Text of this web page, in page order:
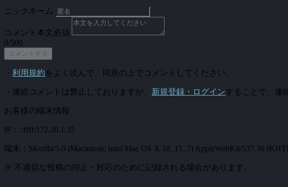
ニックネーム
コメント本文必須
0/500
コメントする
・ 利用規約をよく読んで、同意の上でコメントしてください。
・連続コメントは禁止しておりますが、 新規登録・ログインすることで、連
お客様の端末情報
IP：::ffff:172.30.1.35
端末：Mozilla/5.0 (Macintosh; Intel Mac OS X 10_15_7) AppleWebKit/537.36
※ 不適切な投稿の抑止・対応のために記録される場合があります。